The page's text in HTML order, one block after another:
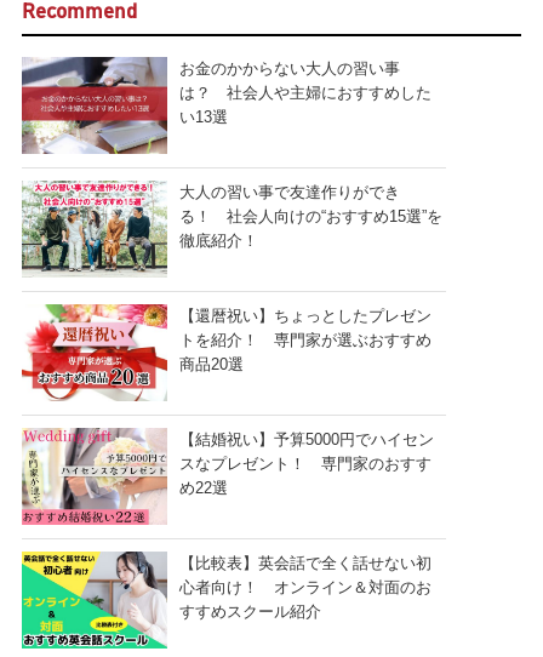
Recommend
お金のかからない大人の習い事
は？ 社会人や主婦におすすめした
い13選
大人の習い事で友達作りができ
る！ 社会人向けの“おすすめ15選”を
徹底紹介！
【還暦祝い】ちょっとしたプレゼン
トを紹介！ 専門家が選ぶおすすめ
商品20選
【結婚祝い】予算5000円でハイセン
スなプレゼント！ 専門家のおすす
め22選
【比較表】英会話で全く話せない初
心者向け！ オンライン＆対面のお
すすめスクール紹介